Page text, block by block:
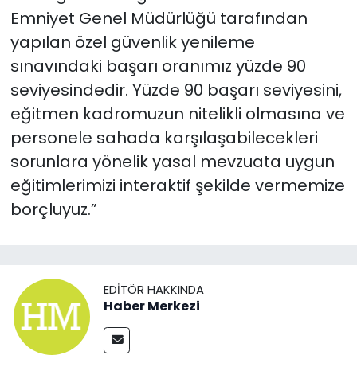
Emniyet Genel Müdürlüğü tarafından
yapılan özel güvenlik yenileme
sınavındaki başarı oranımız yüzde 90
seviyesindedir. Yüzde 90 başarı seviyesini,
eğitmen kadromuzun nitelikli olmasına ve
personele sahada karşılaşabilecekleri
sorunlara yönelik yasal mevzuata uygun
eğitimlerimizi interaktif şekilde vermemize
borçluyuz.”
EDITÖR HAKKINDA
Haber Merkezi